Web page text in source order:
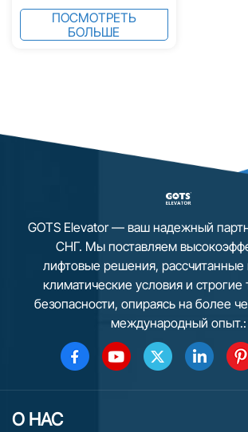
ПОСМОТРЕТЬ
БОЛЬШЕ
GOTS Elevator — ваш надежный
СНГ. Мы поставляем
лифтовые решения, рассчитанные
климатические условия и строгие
безопасности, опираясь на более
международный опыт.:
О НАС